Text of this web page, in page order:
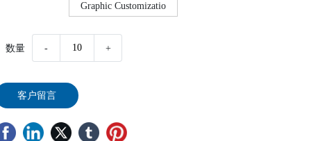
Graphic Customizatio
数量 - +
客户留言